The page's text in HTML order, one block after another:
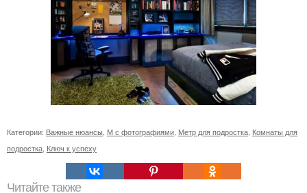
Категории: Важные нюансы М с фотографиями Метр для подростка Комнаты для
подростка Ключ к успеху
Читайте также